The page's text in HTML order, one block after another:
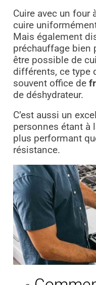
Cuire avec un four
cuire
Mais également
préchauffage bien
être possible de
différents, ce type
souvent office de
de déshydrateur.
C’est aussi un
personnes étant à
plus performant
résistance.